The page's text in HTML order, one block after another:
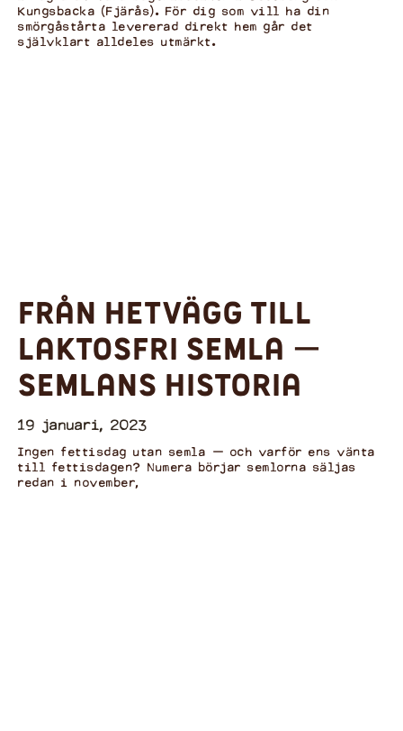
Kungsbacka (Fjärås). För dig som vill ha din
smörgåstårta levererad direkt hem går det
självklart alldeles utmärkt.
Från hetvägg till
laktosfri semla ー
semlans historia
19 januari, 2023
Ingen fettisdag utan semla ー och varför ens vänta
till fettisdagen? Numera börjar semlorna säljas
redan i november,